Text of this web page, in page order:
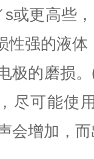
s或更高些
性强的液
极的磨损。
尽可能使
会增加，